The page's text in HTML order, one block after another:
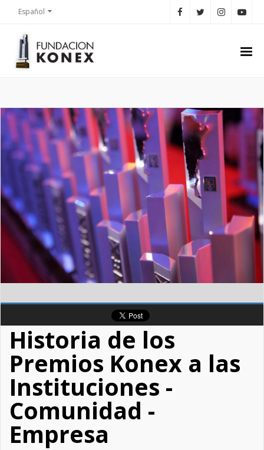
Español
Historia de los
Premios Konex a las
Instituciones -
Comunidad -
Empresa